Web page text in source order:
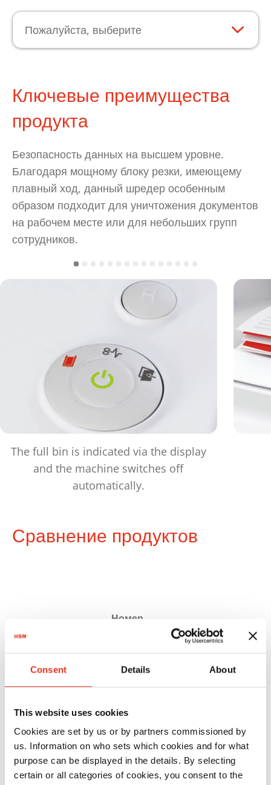
Consent Details About
This website uses cookies
Cookies are set by us or by partners commissioned by
us. Information on who sets which cookies and for what
purpose can be displayed in the details. By selecting
certain or all categories of cookies, you consent to the
Пожалуйста, выберите
Ключевые преимущества
продукта
Безопасность данных на высшем уровне.
Благодаря мощному блоку резки, имеющему
плавный ход, данный шредер особенным
образом подходит для уничтожения документов
на рабочем месте или для небольших групп
сотрудников.
The full bin is indicated via the display
and the machine switches off
automatically.
Сравнение продуктов
Номер
EAN:
HSM
mm